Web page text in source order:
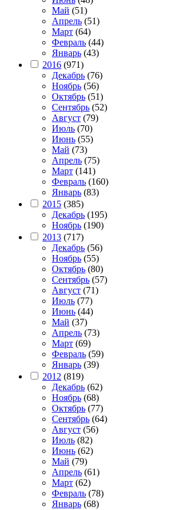
Май (51)
Апрель (51)
Март (64)
Февраль (44)
Январь (43)
2016 (971)
Декабрь (76)
Ноябрь (56)
Октябрь (51)
Сентябрь (52)
Август (79)
Июль (70)
Июнь (55)
Май (73)
Апрель (75)
Март (141)
Февраль (160)
Январь (83)
2015 (385)
Декабрь (195)
Ноябрь (190)
2013 (717)
Декабрь (56)
Ноябрь (55)
Октябрь (80)
Сентябрь (57)
Август (71)
Июль (77)
Июнь (44)
Май (37)
Апрель (73)
Март (69)
Февраль (59)
Январь (39)
2012 (819)
Декабрь (62)
Ноябрь (68)
Октябрь (77)
Сентябрь (64)
Август (56)
Июль (82)
Июнь (62)
Май (79)
Апрель (61)
Март (62)
Февраль (78)
Январь (68)